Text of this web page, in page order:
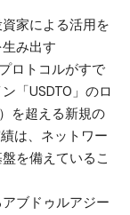
家による活用を
み出す
ロトコルがすで
「USDT0」のロ
を超える新規の
は、ネットワー
を備えているこ
ブドゥルアジー